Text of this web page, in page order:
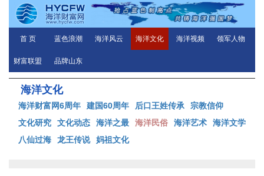
首 页 蓝色浪潮 海洋风云 海洋文化 海洋视频 领军人物
财富联盟 品牌山东
海洋文化
海洋财富网6周年 建国60周年 后口王姓传承 宗教信仰
文化研究 文化动态 海洋之最 海洋民俗 海洋艺术 海洋文学
八仙过海 龙王传说 妈祖文化